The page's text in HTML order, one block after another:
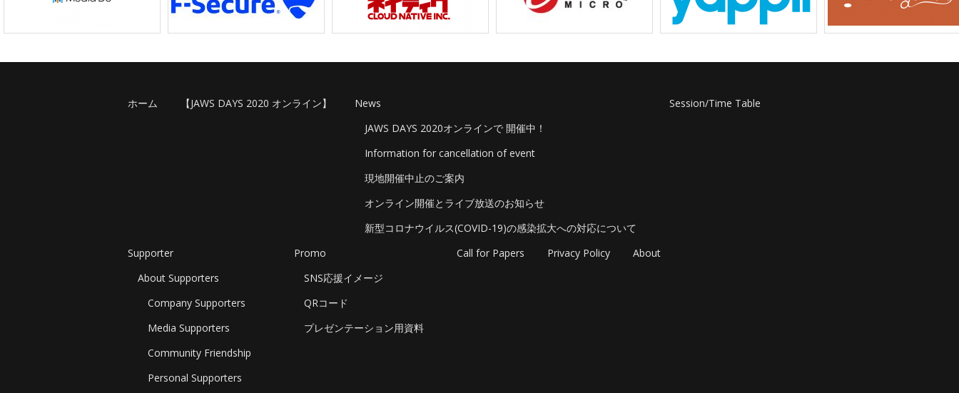
ホーム 【JAWS DAYS 2020 オンライン】
News
JAWS DAYS 2020オンラインで 開催中！
Information for cancellation of event
現地開催中止のご案内
オンライン開催とライブ放送のお知らせ
新型コロナウイルス(COVID-19)の感染拡大への対応について
Session/Time Table
Supporter
About Supporters
Company Supporters
Media Supporters
Community Friendship
Personal Supporters
Promo
SNS応援イメージ
QRコード
プレゼンテーション用資料
Call for Papers Privacy Policy About